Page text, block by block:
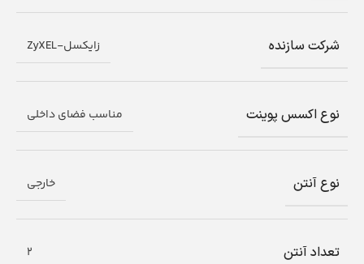
شرکت سازنده زایکسل-ZyXEL
نوع اکسس پوینت مناسب فضای داخلی
نوع آنتن خارجی
تعداد آنتن 2